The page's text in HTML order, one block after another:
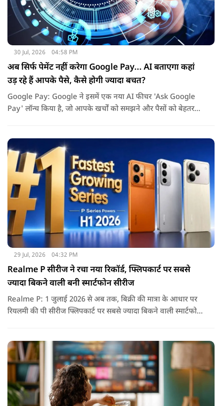
30 Jul, 2026 04:58 PM
अब सिर्फ पेमेंट नहीं करेगा Google Pay... AI बताएगा कहां
उड़ रहे हैं आपके पैसे, कैसे होगी ज्यादा बचत?
Google Pay: Google ने इसमें एक नया AI फीचर 'Ask Google
Pay' लॉन्च किया है, जो आपके खर्चों को समझने और पैसों को बेहतर
29 Jul, 2026 04:32 PM
Realme P सीरीज ने रचा नया रिकॉर्ड, फ्लिपकार्ट पर सबसे
ज्यादा बिकने वाली बनी स्मार्टफोन सीरीज
Realme P: 1 जुलाई 2026 से अब तक, बिक्री की मात्रा के आधार पर
रियलमी की पी सीरीज फ्लिपकार्ट पर सबसे ज्यादा बिकने वाली स्मार्टफोन